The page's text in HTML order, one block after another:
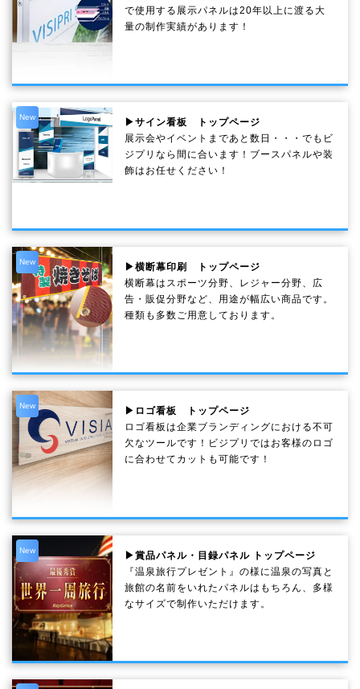
で使用する展示パネルは20年以上に渡る大
量の制作実績があります！
New
▶サイン看板 トップページ
展示会やイベントまであと数日・・・でもビ
ジプリなら間に合います！ブースパネルや装
飾はお任せください！
New
▶横断幕印刷 トップページ
横断幕はスポーツ分野、レジャー分野、広
告・販促分野など、用途が幅広い商品です。
種類も多数ご用意しております。
New
▶ロゴ看板 トップページ
ロゴ看板は企業ブランディングにおける不可
欠なツールです！ビジプリではお客様のロゴ
に合わせてカットも可能です！
New
▶賞品パネル・目録パネル トップページ
『温泉旅行プレゼント』の様に温泉の写真と
旅館の名前をいれたパネルはもちろん、多様
なサイズで制作いただけます。